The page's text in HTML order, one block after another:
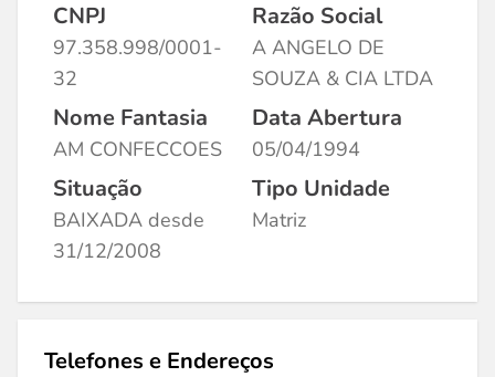
CNPJ
97.358.998/0001-
32
Razão Social
A ANGELO DE
SOUZA & CIA LTDA
Nome Fantasia
AM CONFECCOES
Data Abertura
05/04/1994
Situação
BAIXADA desde
31/12/2008
Tipo Unidade
Matriz
Telefones e Endereços